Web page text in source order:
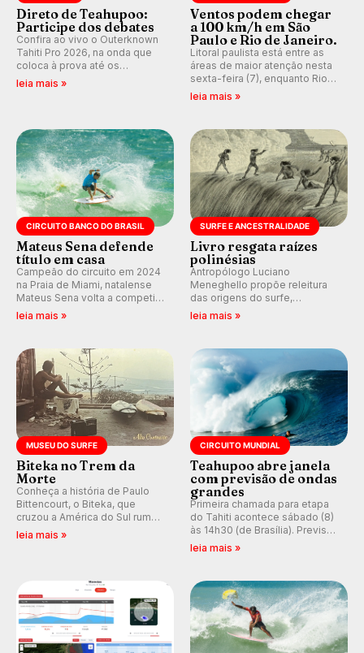
Direto de Teahupoo:
Participe dos debates
Confira ao vivo o Outerknown
Tahiti Pro 2026, na onda que
coloca à prova até os
melhores surfistas do mundo.
etapas da WSL.
leia mais »
Ventos podem chegar
a 100 km/h em São
Paulo e Rio de Janeiro.
Litoral paulista está entre as
áreas de maior atenção nesta
sexta-feira (7), enquanto Rio
de Janeiro também recebe
km/h em Itanhaém.
leia mais »
CIRCUITO BANCO DO BRASIL
Mateus Sena defende
título em casa
Campeão do circuito em 2024
na Praia de Miami, natalense
Mateus Sena volta a competir
em casa em busca de manter a
leia mais »
SURFE E ANCESTRALIDADE
Livro resgata raízes
polinésias
Antropólogo Luciano
Meneghello propõe releitura
das origens do surfe,
resgatando a cultura polinésia
prática em esporte e indústria.
leia mais »
MUSEU DO SURFE
Biteka no Trem da
Morte
Conheça a história de Paulo
Bittencourt, o Biteka, que
cruzou a América do Sul rumo
ao Pacífico em uma jornada
leia mais »
CIRCUITO MUNDIAL
Teahupoo abre janela
com previsão de ondas
grandes
Primeira chamada para etapa
do Tahiti acontece sábado (8)
às 14h30 (de Brasília). Previsão
indica swell consistente.
Kelly Slater convidado.
leia mais »